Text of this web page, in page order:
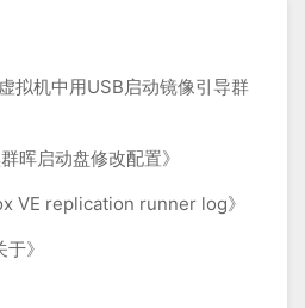
拟机中用USB启动镜像引导群
晖启动盘修改配置》
VE replication runner log》
于》